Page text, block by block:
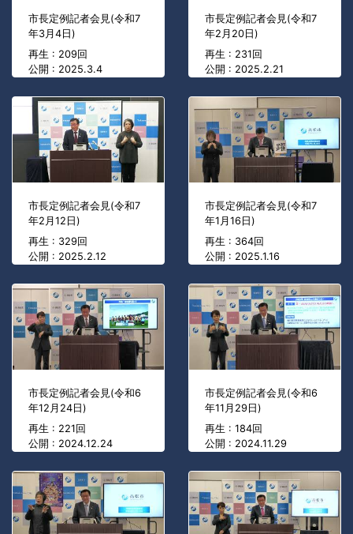
市長定例記者会見(令和7
年3月4日)
再生 : 209回
公開 : 2025.3.4
市長定例記者会見(令和7
年2月20日)
再生 : 231回
公開 : 2025.2.21
市長定例記者会見(令和7
年2月12日)
再生 : 329回
公開 : 2025.2.12
市長定例記者会見(令和7
年1月16日)
再生 : 364回
公開 : 2025.1.16
市長定例記者会見(令和6
年12月24日)
再生 : 221回
公開 : 2024.12.24
市長定例記者会見(令和6
年11月29日)
再生 : 184回
公開 : 2024.11.29